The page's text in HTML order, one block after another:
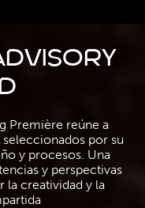
Première reúne a
por su
y procesos. Una
y perspectivas
la creatividad y la